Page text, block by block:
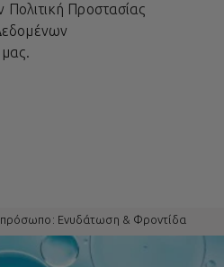
Πολιτική Προστασίας
μας.
πρόσωπο: Ενυδάτωση & Φροντίδα